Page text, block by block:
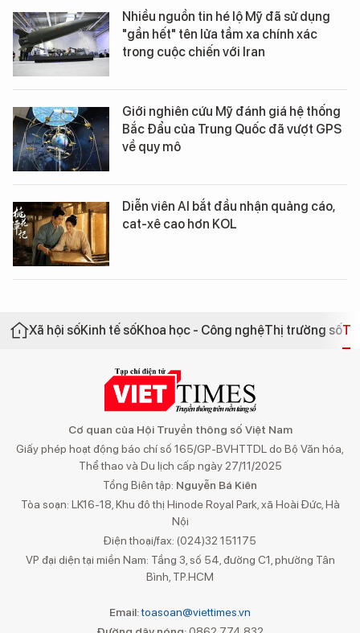
Nhiều nguồn tin hé lộ Mỹ đã sử dụng
"gần hết" tên lửa tầm xa chính xác
trong cuộc chiến với Iran
Giới nghiên cứu Mỹ đánh giá hệ thống
Bắc Đẩu của Trung Quốc đã vượt GPS
về quy mô
Diễn viên AI bắt đầu nhận quảng cáo,
cat-xê cao hơn KOL
Xã hội sốKinh tế sốKhoa học - Công nghệThị trường số
Cơ quan của Hội Truyền thông số Việt Nam
Giấy phép hoạt động báo chí số 165/GP-BVHTTDL do Bộ Văn hóa,
Thể thao và Du lịch cấp ngày 27/11/2025
Tổng Biên tập: Nguyễn Bá Kiên
Tòa soạn: LK16-18, Khu đô thị Hinode Royal Park, xã Hoài Đức, Hà
Nội
Điện thoại/fax: (024)32 151175
VP đại diện tại miền Nam: Tầng 3, số 54, đường C1, phường Tân
Bình, TP.HCM
Email:toasoan@viettimes.vn